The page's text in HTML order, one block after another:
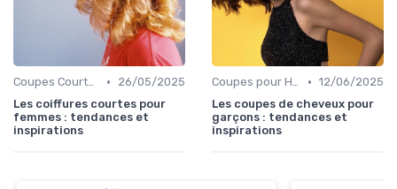
Coupes Courtes •
26/05/2025
Les coiffures courtes pour
femmes : tendances et
inspirations
Coupes pour Hommes • 12/06/2025
Les coupes de cheveux pour
garçons : tendances et
inspirations